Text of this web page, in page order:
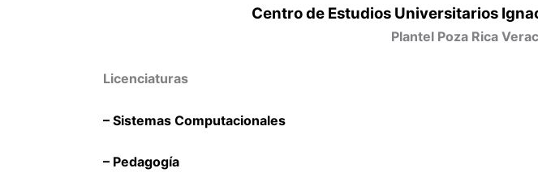
Centro de Estudios Universitarios
Plantel Poza Rica
Licenciaturas
– Sistemas Computacionales
– Pedagogía